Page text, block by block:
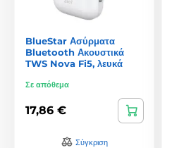
BlueStar Ασύρματα
Bluetooth Ακουστικά
TWS Nova Fi5, λευκά
Σε απόθεμα
17,86 €
Σύγκριση